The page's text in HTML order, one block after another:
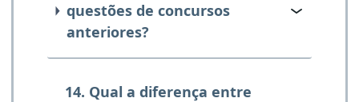
questões de concursos
anteriores?
14. Qual a diferença entre